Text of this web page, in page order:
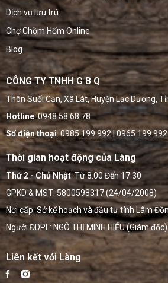
Dịch vụ lưu trú
Chợ Chồm Hổm Online
Blog
CÔNG TY TNHH G B Q
Thôn Suối Cạn, Xã Lát, Huyện Lạc Dương,
Hotline: 0948 58 68 78
Số điện thoại: 0985 199 992 | 0965 199 992
Thời gian hoạt động của Làng
Thứ 2 - Chủ Nhật: Từ 8:00 Đến 17:30
GPKD & MST: 5800598317 (24/04/2008)
Nơi cấp: Sở kế hoạch và đầu tư tỉnh Lâm
Người ĐDPL: NGÔ THỊ MINH HIẾU (Giám đốc)
Liên kết với Làng